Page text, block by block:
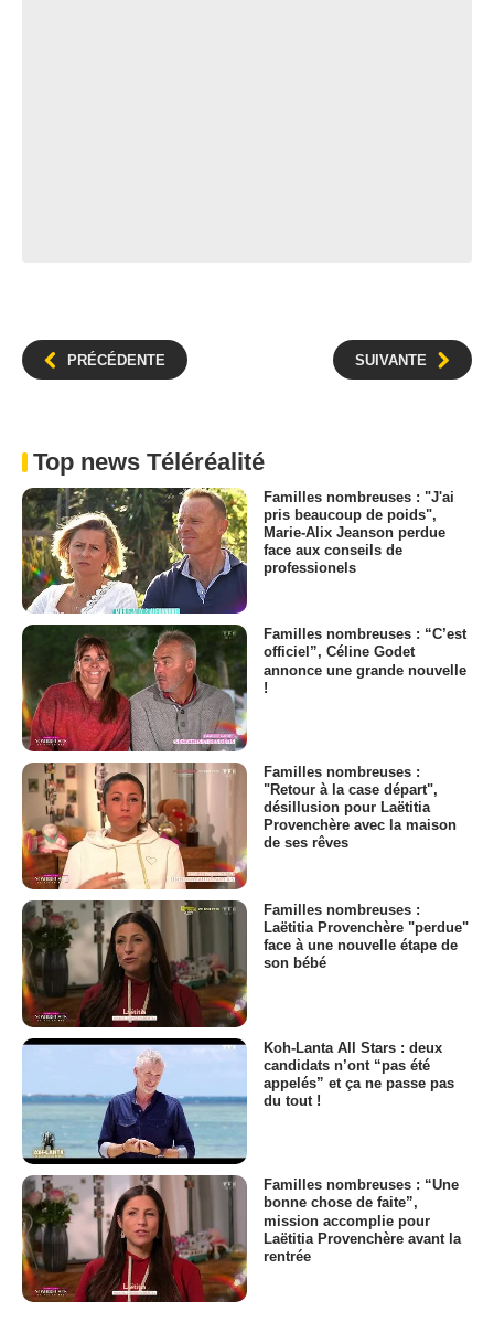
PRÉCÉDENTE SUIVANTE
Top news Téléréalité
Familles nombreuses : "J'ai
pris beaucoup de poids",
Marie-Alix Jeanson perdue
face aux conseils de
professionels
Familles nombreuses : “C’est
officiel”, Céline Godet
annonce une grande nouvelle
!
Familles nombreuses :
"Retour à la case départ",
désillusion pour Laëtitia
Provenchère avec la maison
de ses rêves
Familles nombreuses :
Laëtitia Provenchère "perdue"
face à une nouvelle étape de
son bébé
Koh-Lanta All Stars : deux
candidats n’ont “pas été
appelés” et ça ne passe pas
du tout !
Familles nombreuses : “Une
bonne chose de faite”,
mission accomplie pour
Laëtitia Provenchère avant la
rentrée